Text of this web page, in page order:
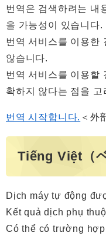
번역은 검색하려는 내
을 가능성이 있습니다.
번역 서비스를 이용한
않습니다.
번역 서비스를 이용할
확하지 않다는 점을
번역 시작합니다. ＜外
Tiếng Việt（
Dịch máy tự động
Kết quả dịch phụ
Có thể có trường